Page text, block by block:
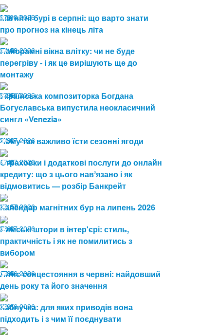
07.08.2026
8
Магнітні бурі в серпні: що варто знати
про прогноз на кінець літа
04.08.2026
13
Панорамні вікна влітку: чи не буде
перегріву - і як це вирішують ще до
монтажу
03.08.2026
36
Українська композиторка Богдана
Богуславська випустила неокласичний
сингл «Venezia»
24.07.2026
30
Чому так важливо їсти сезонні ягоди
17.07.2026
48
Страховки і додаткові послуги до онлайн
кредиту: що з цього навʼязано і як
відмовитись — розбір Банкрейт
13.07.2026
150
Календар магнітних бур на липень 2026
08.07.2026
60
Римські штори в інтер'єрі: стиль,
практичність і як не помилитись з
вибором
19.06.2026
86
Літнє сонцестояння в червні: найдовший
день року та його значення
19.06.2026
91
Каблучка: для яких приводів вона
підходить і з чим її поєднувати